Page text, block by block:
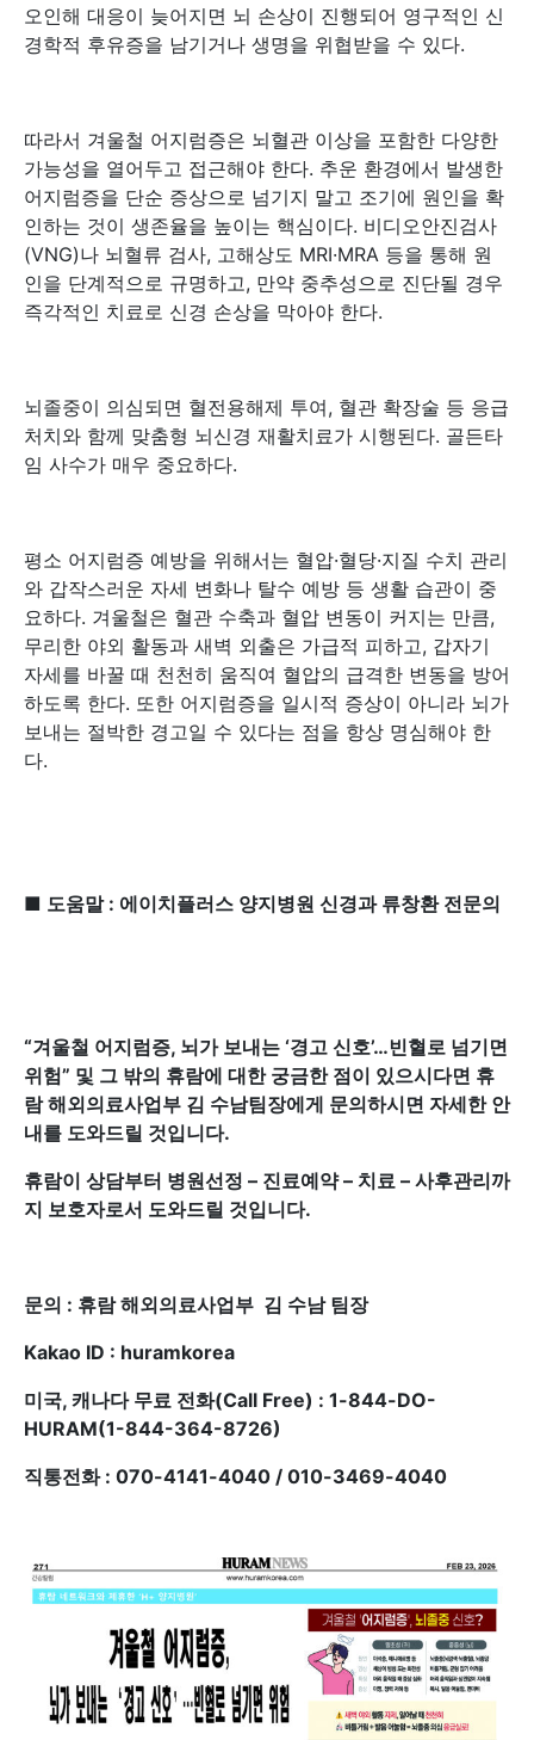
오인해 대응이 늦어지면 뇌 손상이 진행되어 영구적인 신
경학적 후유증을 남기거나 생명을 위협받을 수 있다.
따라서 겨울철 어지럼증은 뇌혈관 이상을 포함한 다양한
가능성을 열어두고 접근해야 한다. 추운 환경에서 발생한
어지럼증을 단순 증상으로 넘기지 말고 조기에 원인을 확
인하는 것이 생존율을 높이는 핵심이다. 비디오안진검사
(VNG)나 뇌혈류 검사, 고해상도 MRI·MRA 등을 통해 원
인을 단계적으로 규명하고, 만약 중추성으로 진단될 경우
즉각적인 치료로 신경 손상을 막아야 한다.
뇌졸중이 의심되면 혈전용해제 투여, 혈관 확장술 등 응급
처치와 함께 맞춤형 뇌신경 재활치료가 시행된다. 골든타
임 사수가 매우 중요하다.
평소 어지럼증 예방을 위해서는 혈압·혈당·지질 수치 관리
와 갑작스러운 자세 변화나 탈수 예방 등 생활 습관이 중
요하다. 겨울철은 혈관 수축과 혈압 변동이 커지는 만큼,
무리한 야외 활동과 새벽 외출은 가급적 피하고, 갑자기
자세를 바꿀 때 천천히 움직여 혈압의 급격한 변동을 방어
하도록 한다. 또한 어지럼증을 일시적 증상이 아니라 뇌가
보내는 절박한 경고일 수 있다는 점을 항상 명심해야 한
다.
■ 도움말 : 에이치플러스 양지병원 신경과 류창환 전문의
“겨울철 어지럼증, 뇌가 보내는 ‘경고 신호’…빈혈로 넘기면
위험” 및 그 밖의 휴람에 대한 궁금한 점이 있으시다면 휴
람 해외의료사업부 김 수남팀장에게 문의하시면 자세한 안
내를 도와드릴 것입니다.
휴람이 상담부터 병원선정 – 진료예약 – 치료 – 사후관리까
지 보호자로서 도와드릴 것입니다.
문의 : 휴람 해외의료사업부 김 수남 팀장
Kakao ID : huramkorea
미국, 캐나다 무료 전화(Call Free) : 1-844-DO-
HURAM(1-844-364-8726)
직통전화 : 070-4141-4040 / 010-3469-4040